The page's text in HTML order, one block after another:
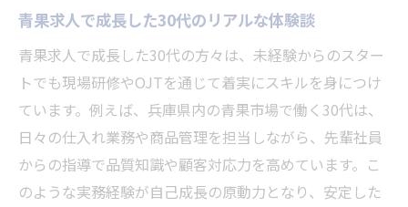
青果求人で成長した30代のリアルな体験談
青果求人で成長した30代の方々は、未経験からのスター
トでも現場研修やOJTを通じて着実にスキルを身につけ
ています。例えば、兵庫県内の青果市場で働く30代は、
日々の仕入れ業務や商品管理を担当しながら、先輩社員
からの指導で品質知識や顧客対応力を高めています。こ
のような実務経験が自己成長の原動力となり、安定した